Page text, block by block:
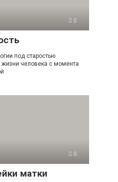
0
под старостью
человека с момента
0
матки